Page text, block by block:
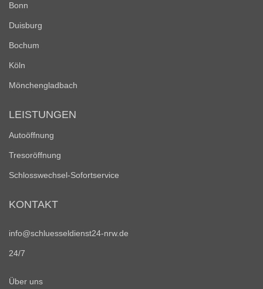
Bonn
Duisburg
Bochum
Köln
Mönchengladbach
LEISTUNGEN
Autoöffnung
Tresoröffnung
Schlosswechsel-Sofortservice
KONTAKT
info@schluesseldienst24-nrw.de
24/7
Über uns